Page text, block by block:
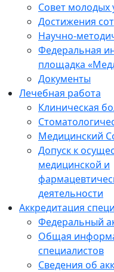
Совет молодых
Достижения
Научно-
Федеральная
площадка
Документы
Лечебная работа
Клиническая
Медицинский
Допуск к
медицинской и
деятельности
Аккредитация
Федеральный
Общая
специалистов
Сведения об